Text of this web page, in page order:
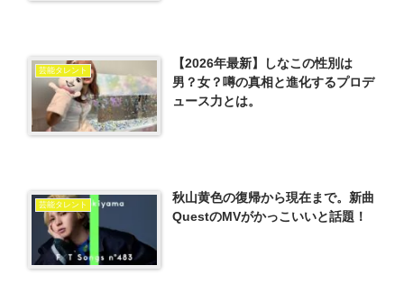
芸能タレント
【2026年最新】しなこの性別は
男？女？噂の真相と進化するプロデ
ュース力とは。
芸能タレント
秋山黄色の復帰から現在まで。新曲
QuestのMVがかっこいいと話題！